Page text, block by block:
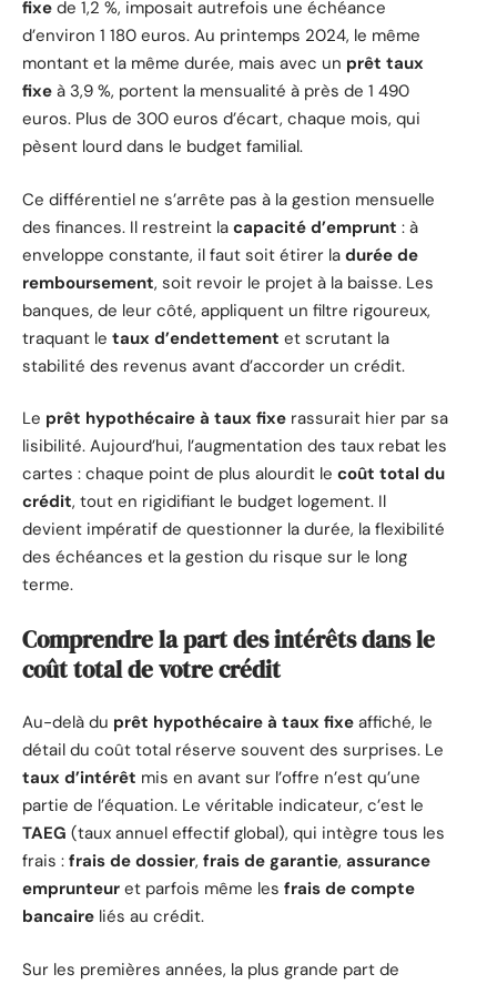
fixe de 1,2 %, imposait autrefois une échéance
d’environ 1 180 euros. Au printemps 2024, le même
montant et la même durée, mais avec un prêt taux
fixe à 3,9 %, portent la mensualité à près de 1 490
euros. Plus de 300 euros d’écart, chaque mois, qui
pèsent lourd dans le budget familial.
Ce différentiel ne s’arrête pas à la gestion mensuelle
des finances. Il restreint la capacité d’emprunt : à
enveloppe constante, il faut soit étirer la durée de
remboursement, soit revoir le projet à la baisse. Les
banques, de leur côté, appliquent un filtre rigoureux,
traquant le taux d’endettement et scrutant la
stabilité des revenus avant d’accorder un crédit.
Le prêt hypothécaire à taux fixe rassurait hier par sa
lisibilité. Aujourd’hui, l’augmentation des taux rebat les
cartes : chaque point de plus alourdit le coût total du
crédit, tout en rigidifiant le budget logement. Il
devient impératif de questionner la durée, la flexibilité
des échéances et la gestion du risque sur le long
terme.
Comprendre la part des intérêts dans le
coût total de votre crédit
Au-delà du prêt hypothécaire à taux fixe affiché, le
détail du coût total réserve souvent des surprises. Le
taux d’intérêt mis en avant sur l’offre n’est qu’une
partie de l’équation. Le véritable indicateur, c’est le
TAEG (taux annuel effectif global), qui intègre tous les
frais : frais de dossier, frais de garantie, assurance
emprunteur et parfois même les frais de compte
bancaire liés au crédit.
Sur les premières années, la plus grande part de